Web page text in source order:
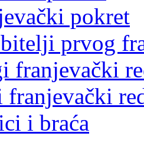
pokret
prvog
franjevački
franjevački
i braća